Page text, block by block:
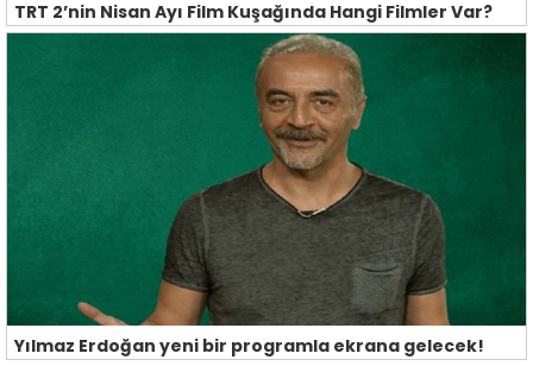
TRT 2’nin Nisan Ayı Film Kuşağında Hangi Filmler Var?
Yılmaz Erdoğan yeni bir programla ekrana gelecek!